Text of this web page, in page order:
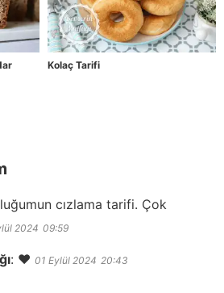
Kolaç Tarifi
cızlama tarifi. Çok
2024 09:59
: ❤️ 01 Eylül 2024 20:43